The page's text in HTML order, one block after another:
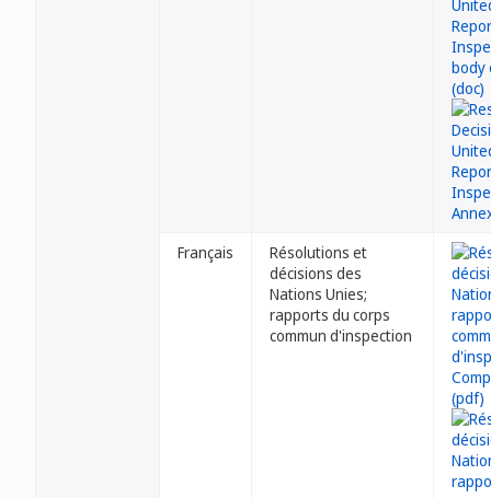
Français
Résolutions et
décisions des
Nations Unies;
rapports du corps
commun d'inspection